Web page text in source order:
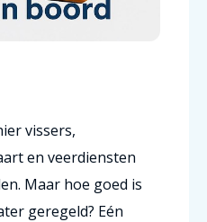
vissers,
en veerdiensten
Maar hoe goed is
geregeld? Eén